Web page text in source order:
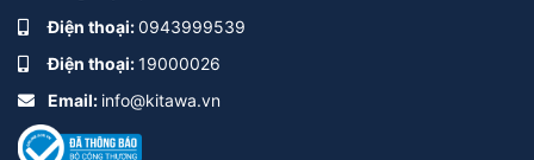
Điện thoại:0943999539
Điện thoại:19000026
Email: info@kitawa.vn